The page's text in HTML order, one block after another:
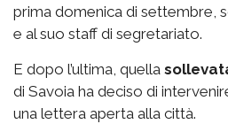
prima domenica di settembre,
e al suo staff di segretariato.
E dopo l’ultima, quella
di Savoia ha deciso di
una lettera aperta alla città.